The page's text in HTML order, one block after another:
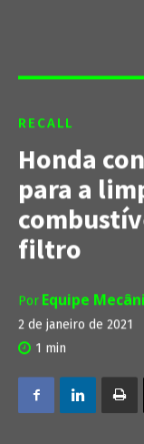
RECALL
Honda
para a
filtro
Por Equipe
2 de janeiro de 2021
1 min